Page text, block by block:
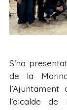
S’ha
de la
l’alcalde